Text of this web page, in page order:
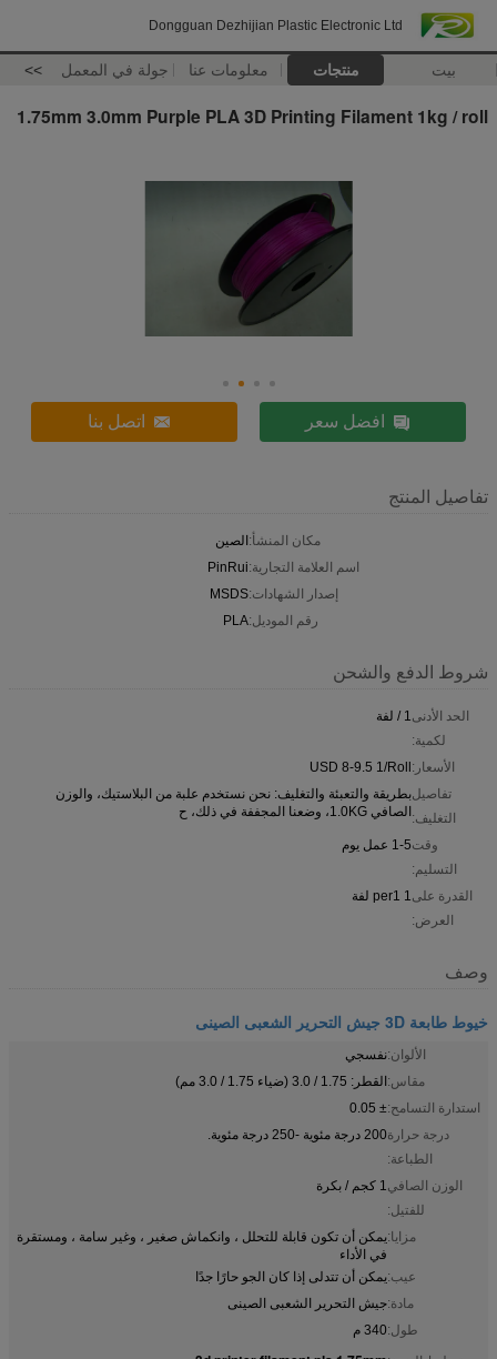
Dongguan Dezhijian Plastic Electronic Ltd
بيت منتجات معلومات عنا جولة في المعمل >>
1.75mm 3.0mm Purple PLA 3D Printing Filament 1kg / roll
افضل سعر اتصل بنا
تفاصيل المنتج
مكان المنشأ:الصين
اسم العلامة التجارية:PinRui
إصدار الشهادات:MSDS
رقم الموديل:PLA
شروط الدفع والشحن
الحد الأدنى
لكمية:
1 / لفة
الأسعار:USD 8-9.5 1/Roll
تفاصيل
التغليف:
بطريقة والتعبئة والتغليف: نحن نستخدم علبة من البلاستيك، والوزن
الصافي 1.0KG، وضعنا المجففة في ذلك، ح
وقت
التسليم:
1-5 عمل يوم
القدرة على
العرض:
1 per1 لفة
وصف
خيوط طابعة 3D جيش التحرير الشعبى الصينى
الألوان:نفسجي
مقاس:القطر: 1.75 / 3.0 (ضياء 1.75 / 3.0 مم)
استدارة التسامح:± 0.05
درجة حرارة
الطباعة:
200 درجة مئوية -250 درجة مئوية.
الوزن الصافي
للفتيل:
1 كجم / بكرة
مزايا:يمكن أن تكون قابلة للتحلل ، وانكماش صغير ، وغير سامة ، ومستقرة
في الأداء
عيب:يمكن أن تتدلى إذا كان الجو حارًا جدًا
مادة:جيش التحرير الشعبى الصينى
طول:340 م